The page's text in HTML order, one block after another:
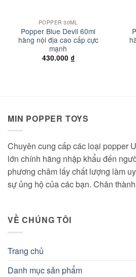
POPPER 30ML
Popper Blue Devil 60ml
hàng nội địa cao cấp cực
mạnh
430.000 ₫
MIN POPPER TOYS
Chuyên cung cấp các loại popper
lớn chính hãng nhập khẩu đến
phương châm lấy chất lượng làm
sự ủng hộ của các bạn. Chân
VỀ CHÚNG TÔI
Trang chủ
Danh mục sản phẩm